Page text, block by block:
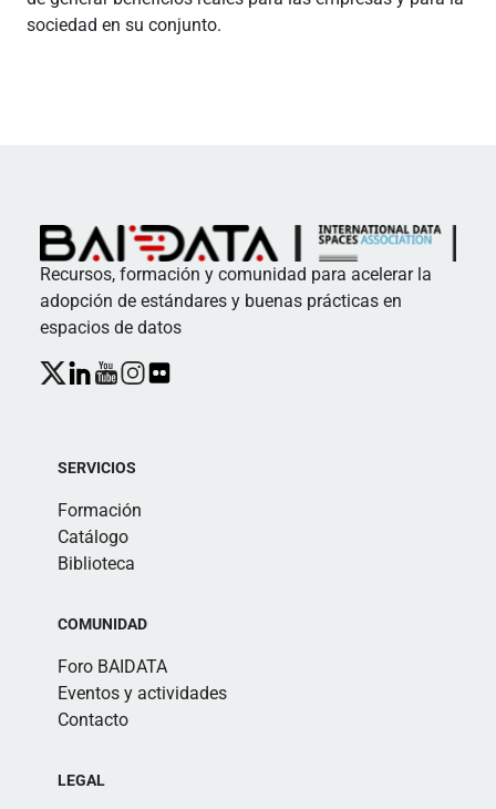
sociedad en su conjunto.
Recursos, formación y comunidad para acelerar la
adopción de estándares y buenas prácticas en
espacios de datos
SERVICIOS
Formación
Catálogo
Biblioteca
COMUNIDAD
Foro BAIDATA
Eventos y actividades
Contacto
LEGAL